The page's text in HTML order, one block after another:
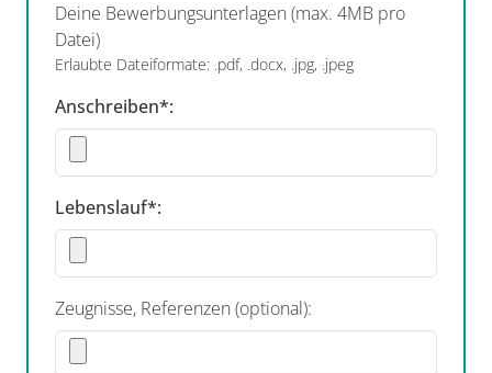
Deine Bewerbungsunterlagen (max. 4MB pro
Datei)
Erlaubte Dateiformate: .pdf, .docx, .jpg, .jpeg
Anschreiben*:
Lebenslauf*:
Zeugnisse, Referenzen (optional):